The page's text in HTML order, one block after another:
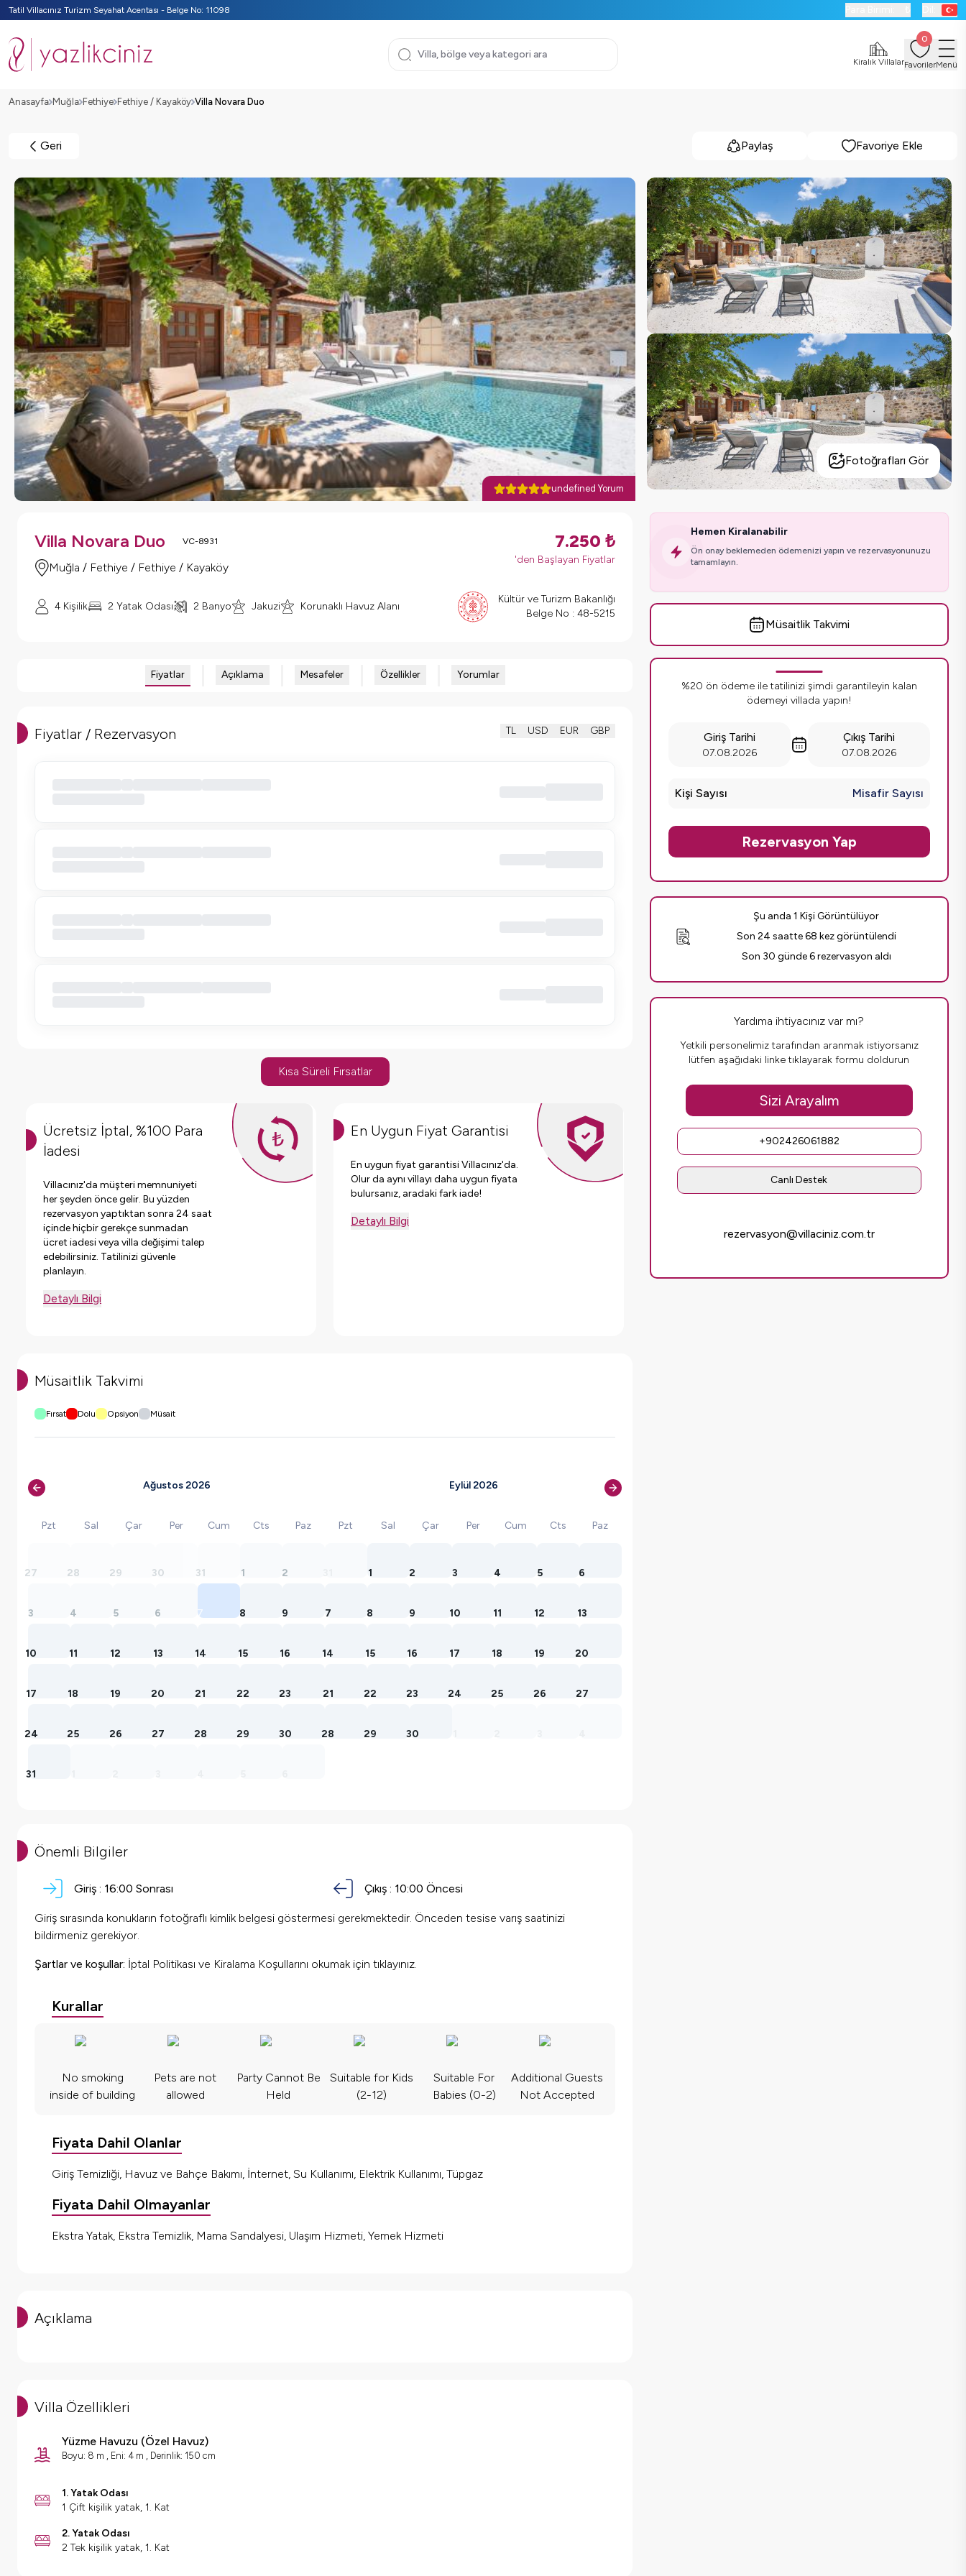
Tatil Villacınız Turizm Seyahat Acentası - Belge No: 11098
Kiralık Villalar
0
FavorilerMenü
Anasayfa Muğla Fethiye Fethiye / Kayaköy Villa Novara Duo
Geri Paylaş Favoriye Ekle
undefined Yorum
Fotoğrafları Gör
Villa Novara Duo VC-8931
Muğla / Fethiye / Fethiye / Kayaköy
7.250 ₺
'den Başlayan Fiyatlar
4 Kişilik 2 Yatak Odası 2 Banyo Jakuzi Korunaklı Havuz Alanı
Kültür ve Turizm Bakanlığı
Belge No : 48-5215
Fiyatlar Açıklama Mesafeler Özellikler Yorumlar
Fiyatlar / Rezervasyon TL USD EUR GBP
Kısa Süreli Fırsatlar
Ücretsiz İptal, %100 Para
İadesi
Villacınız'da müşteri memnuniyeti
her şeyden önce gelir. Bu yüzden
rezervasyon yaptıktan sonra 24 saat
içinde hiçbir gerekçe sunmadan
ücret iadesi veya villa değişimi talep
edebilirsiniz. Tatilinizi güvenle
planlayın.
Detaylı Bilgi
En Uygun Fiyat Garantisi
En uygun fiyat garantisi Villacınız'da.
Olur da aynı villayı daha uygun fiyata
bulursanız, aradaki fark iade!
Detaylı Bilgi
Müsaitlik Takvimi
Fırsat Dolu Opsiyon Müsait
Ağustos 2026
Pzt Sal Çar Per Cum Cts Paz
27 28 29 30 31 1 2
3 4 5 6 7 8 9
10 11 12 13 14 15 16
17 18 19 20 21 22 23
24 25 26 27 28 29 30
31
Eylül 2026
Pzt Sal Çar Per Cum Cts Paz
1 2 3 4 5 6
7 8 9 10 11 12 13
14 15 16 17 18 19 20
21 22 23 24 25 26 27
28 29 30
Önemli Bilgiler
Giriş : 16:00 Sonrası Çıkış : 10:00 Öncesi
Giriş sırasında konukların fotoğraflı kimlik belgesi göstermesi gerekmektedir. Önceden tesise varış saatinizi
bildirmeniz gerekiyor.
Şartlar ve koşullar: İptal Politikası ve Kiralama Koşullarını okumak için tıklayınız.
Kurallar
No smoking
inside of building
Pets are not
allowed
Party Cannot Be
Held
Suitable for Kids
(2-12)
Suitable For
Babies (0-2)
Additional Guests
Not Accepted
Fiyata Dahil Olanlar
Giriş Temizliği, Havuz ve Bahçe Bakımı, İnternet, Su Kullanımı, Elektrik Kullanımı, Tüpgaz
Fiyata Dahil Olmayanlar
Ekstra Yatak, Ekstra Temizlik, Mama Sandalyesi, Ulaşım Hizmeti, Yemek Hizmeti
Açıklama
Villa Özellikleri
Yüzme Havuzu (Özel Havuz)
Boyu: 8 m , Eni: 4 m , Derinlik: 150 cm
1. Yatak Odası
1 Çift kişilik yatak, 1. Kat
2. Yatak Odası
2 Tek kişilik yatak, 1. Kat
Hemen Kiralanabilir
Ön onay beklemeden ödemenizi yapın ve rezervasyonunuzu
tamamlayın.
Müsaitlik Takvimi
%20 ön ödeme ile tatilinizi şimdi garantileyin kalan
ödemeyi villada yapın!
Giriş Tarihi
07.08.2026
Çıkış Tarihi
07.08.2026
Kişi Sayısı Misafir Sayısı
Rezervasyon Yap
Şu anda 1 Kişi Görüntülüyor
Son 24 saatte 68 kez görüntülendi
Son 30 günde 6 rezervasyon aldı
Yardıma ihtiyacınız var mı?
Yetkili personelimiz tarafından aranmak istiyorsanız
lütfen aşağıdaki linke tıklayarak formu doldurun
Sizi Arayalım
+902426061882
Canlı Destek
rezervasyon@villaciniz.com.tr